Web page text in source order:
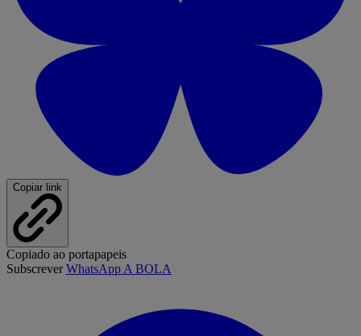
Copiar link
Copiado ao portapapeis
SubscreverWhatsApp A BOLA